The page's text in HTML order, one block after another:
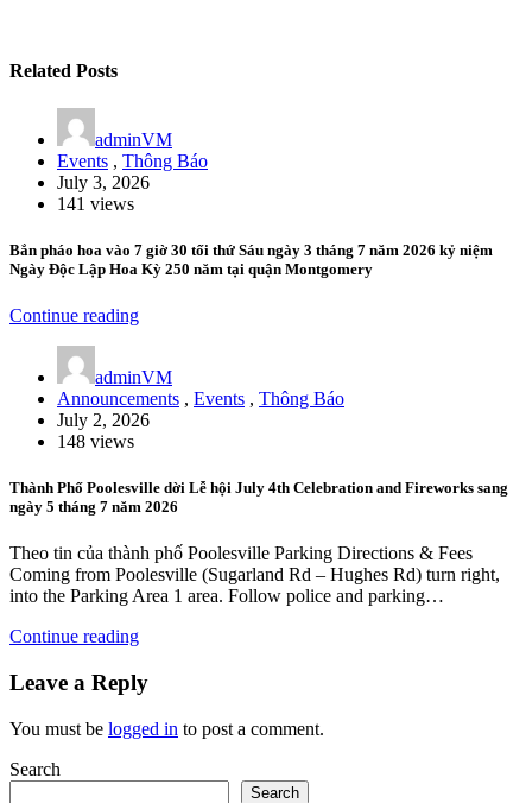
Related Posts
adminVM
Events , Thông Báo
July 3, 2026
141 views
Bắn pháo hoa vào 7 giờ 30 tối thứ Sáu ngày 3 tháng 7 năm 2026 kỷ niệm
Ngày Độc Lập Hoa Kỳ 250 năm tại quận Montgomery
Continue reading
adminVM
Announcements , Events , Thông Báo
July 2, 2026
148 views
Thành Phố Poolesville dời Lễ hội July 4th Celebration and Fireworks sang
ngày 5 tháng 7 năm 2026
Theo tin của thành phố Poolesville Parking Directions & Fees
Coming from Poolesville (Sugarland Rd – Hughes Rd) turn right,
into the Parking Area 1 area. Follow police and parking…
Continue reading
Leave a Reply
You must be logged in to post a comment.
Search
Search